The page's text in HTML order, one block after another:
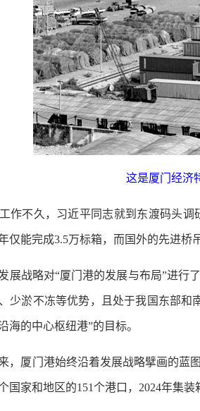
这是厦门经济
不久，习近平同志就到东渡码头调
仅能完成3.5万标箱，而国外的先进桥
战略对“厦门港的发展与布局”进行了
少淤不冻等优势，且处于我国东部
海的中心枢纽港”的目标。
厦门港始终沿着发展战略擘画的蓝图
国家和地区的151个港口，2024年集